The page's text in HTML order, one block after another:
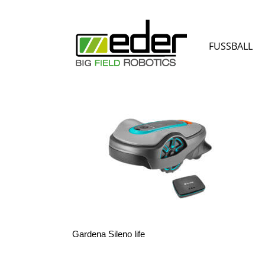
FUSSBALL
Gardena Sileno life